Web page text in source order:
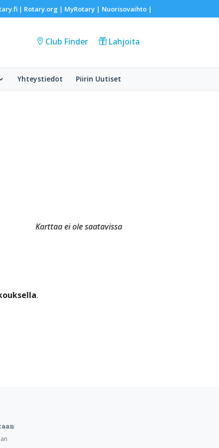
| Rotary.org | MyRotary | Nuorisovaihto|
Club Finder Lahjoita
Yhteystiedot Piirin Uutiset
Karttaa ei ole saatavissa
.